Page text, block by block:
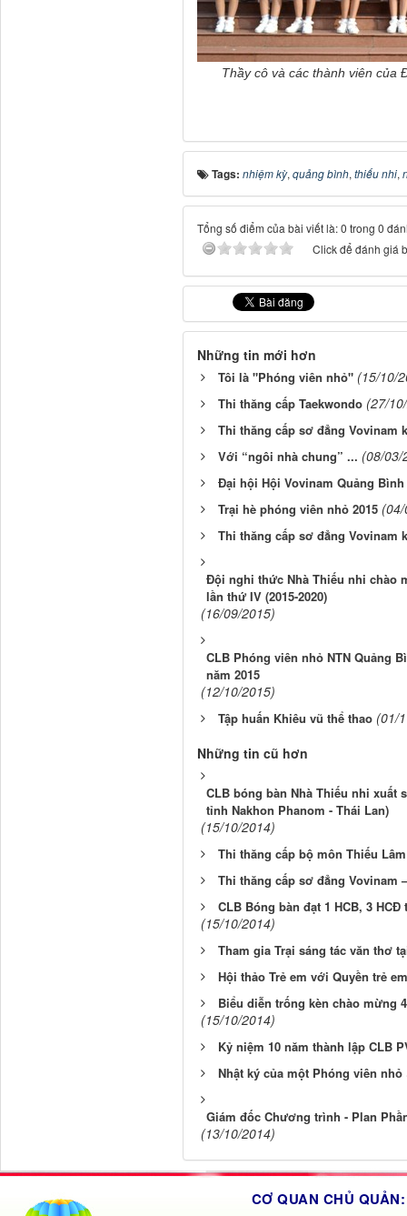
Thầy cô và các thành viên của
Tags: nhiệm kỳ, quảng bình, thiếu nhi,
Tổng số điểm của bài viết là: 0 trong 0
Click để đánh giá
Những tin mới hơn
Tôi là "Phóng viên nhỏ" (15/10/
Thi thăng cấp Taekwondo (27/
Thi thăng cấp sơ đẳng Vovinam
Với “ngôi nhà chung” ... (08/03/
Đại hội Hội Vovinam Quảng Bình
Trại hè phóng viên nhỏ 2015
Thi thăng cấp sơ đẳng Vovinam
Đội nghi thức Nhà Thiếu nhi chào
lần thứ IV (2015-2020)
(16/09/2015)
CLB Phóng viên nhỏ NTN Quảng
năm 2015
(12/10/2015)
Tập huấn Khiêu vũ thể thao (01/
Những tin cũ hơn
CLB bóng bàn Nhà Thiếu nhi xuất
tỉnh Nakhon Phanom - Thái Lan)
(15/10/2014)
Thi thăng cấp bộ môn Thiếu
Thi thăng cấp sơ đẳng Vovinam
CLB Bóng bàn đạt 1 HCB, 3
(15/10/2014)
Tham gia Trại sáng tác văn thơ
Hội thảo Trẻ em với Quyền trẻ em
Biểu diễn trống kèn chào mừng
(15/10/2014)
Kỷ niệm 10 năm thành lập CLB
Nhật ký của một Phóng viên nhỏ
Giám đốc Chương trình - Plan
(13/10/2014)
CƠ QUAN CHỦ